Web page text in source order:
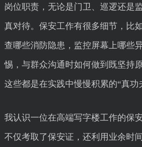
岗位职责，无论是门卫、巡逻还是
真对待。保安工作有很多细节，比
查哪些消防隐患，监控屏幕上哪些
惕，与群众沟通时如何做到既坚持
这些都是在实践中慢慢积累的“真功
我认识一位在高端写字楼工作的保
不仅考取了保安证，还利用业余时